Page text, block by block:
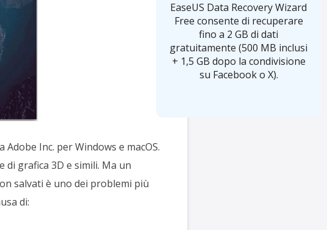
Inc. per Windows e macOS.
grafica 3D e simili. Ma un
salvati è uno dei problemi più
di:
EaseUS Data Recovery Wizard
Free consente di recuperare
fino a 2 GB di dati
gratuitamente (500 MB inclusi
+ 1,5 GB dopo la condivisione
su Facebook o X).